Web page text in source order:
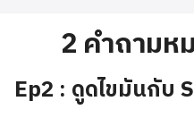
2 คำถามห
Ep2 : ดูดไขมันกับ